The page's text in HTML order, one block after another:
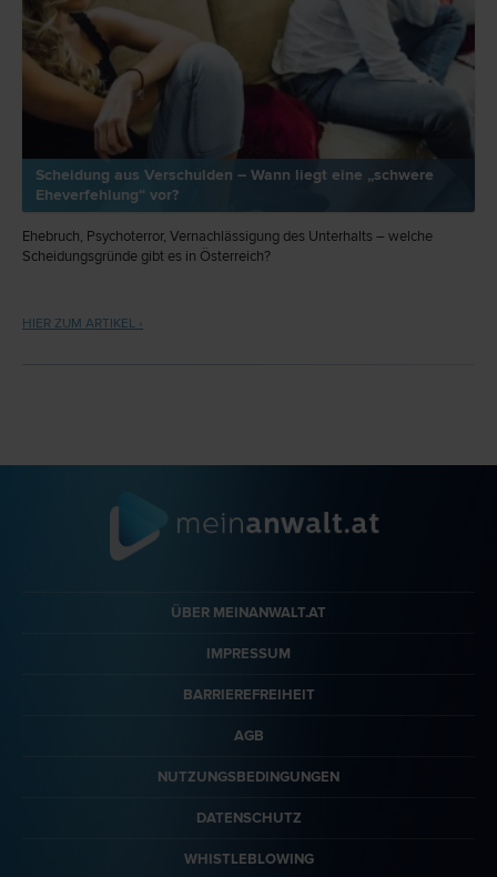
Scheidung aus Verschulden – Wann liegt eine „schwere
Eheverfehlung“ vor?
Ehebruch, Psychoterror, Vernachlässigung des Unterhalts – welche
Scheidungsgründe gibt es in Österreich?
HIER ZUM ARTIKEL ›
ÜBER MEINANWALT.AT
IMPRESSUM
BARRIEREFREIHEIT
AGB
NUTZUNGSBEDINGUNGEN
DATENSCHUTZ
WHISTLEBLOWING